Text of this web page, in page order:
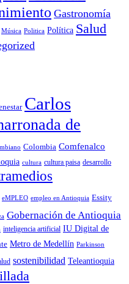
Gastronomía
Música Politica Política Salud
Carlos
de
Colombia Comfenalco
cultura cultura paisa desarrollo
eMPLEO empleo en Antioquia Essity
Gobernación de Antioquia
inteligencia artificial IU Digital de
Metro de Medellín Parkinson
sostenibilidad Teleantioquia